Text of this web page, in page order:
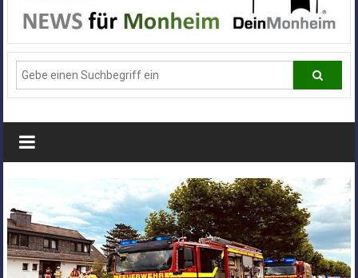
News
aus
Deiner
Stadt
Monheim